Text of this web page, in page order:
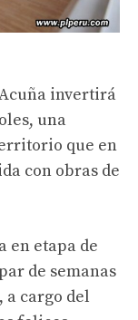
invertirá
una
que en
con obras de
en etapa de
de semanas
cargo del